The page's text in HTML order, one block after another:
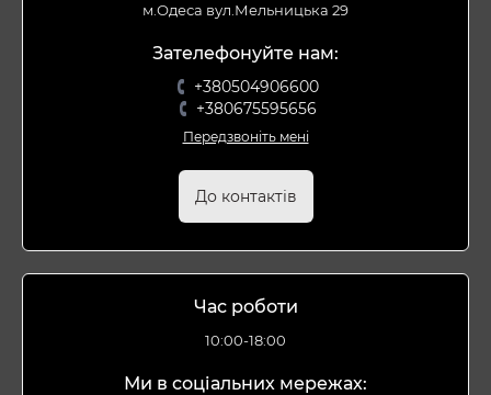
м.Одеса вул.Мельницька 29
Зателефонуйте нам:
+380504906600
+380675595656
Передзвоніть мені
До контактів
Час роботи
10:00-18:00
Ми в соціальних мережах: